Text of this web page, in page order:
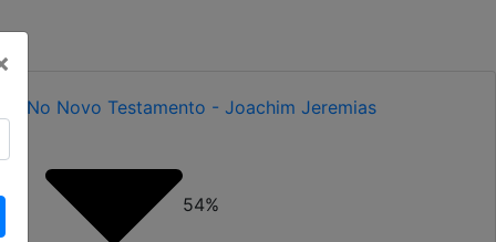
54%